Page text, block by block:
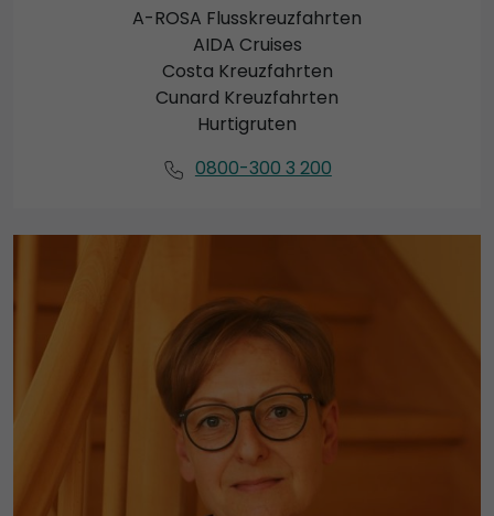
A-ROSA Flusskreuzfahrten
AIDA Cruises
Costa Kreuzfahrten
Cunard Kreuzfahrten
Hurtigruten
0800-300 3 200